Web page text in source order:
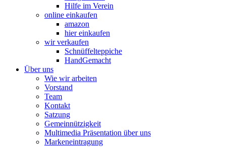
Hilfe im Verein
online einkaufen
amazon
hier einkaufen
wir verkaufen
Schnüffelteppiche
HandGemacht
Über uns
Wie wir arbeiten
Vorstand
Team
Kontakt
Satzung
Gemeinnützigkeit
Multimedia Präsentation über uns
Markeneintragung